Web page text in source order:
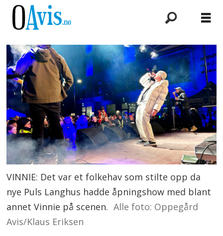
VINNIE: Det var et folkehav som stilte opp da
nye Puls Langhus hadde åpningshow med blant
annet Vinnie på scenen. Alle foto: Oppegård
Avis/Klaus Eriksen